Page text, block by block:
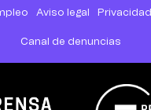
Aviso legal Privacidad
Canal de denuncias